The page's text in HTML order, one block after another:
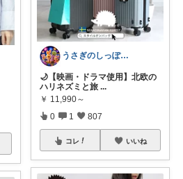
うさぎのしっぽ43🐰2児の母👧朝コレ
🌙【映画・ドラマ使用】北欧の
ハリネズミと旅 ...
￥ 11,990～
0 1 807
コレ いいね